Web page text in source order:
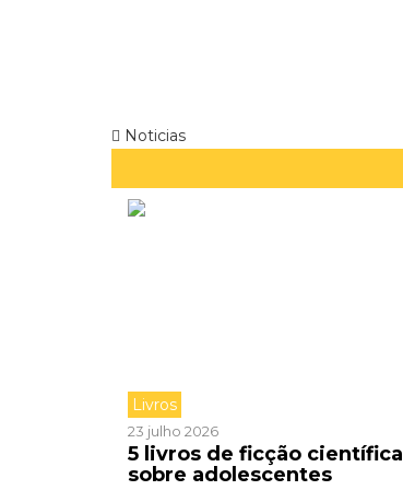
Noticias
Livros
23 julho 2026
5 livros de ficção científica
sobre adolescentes